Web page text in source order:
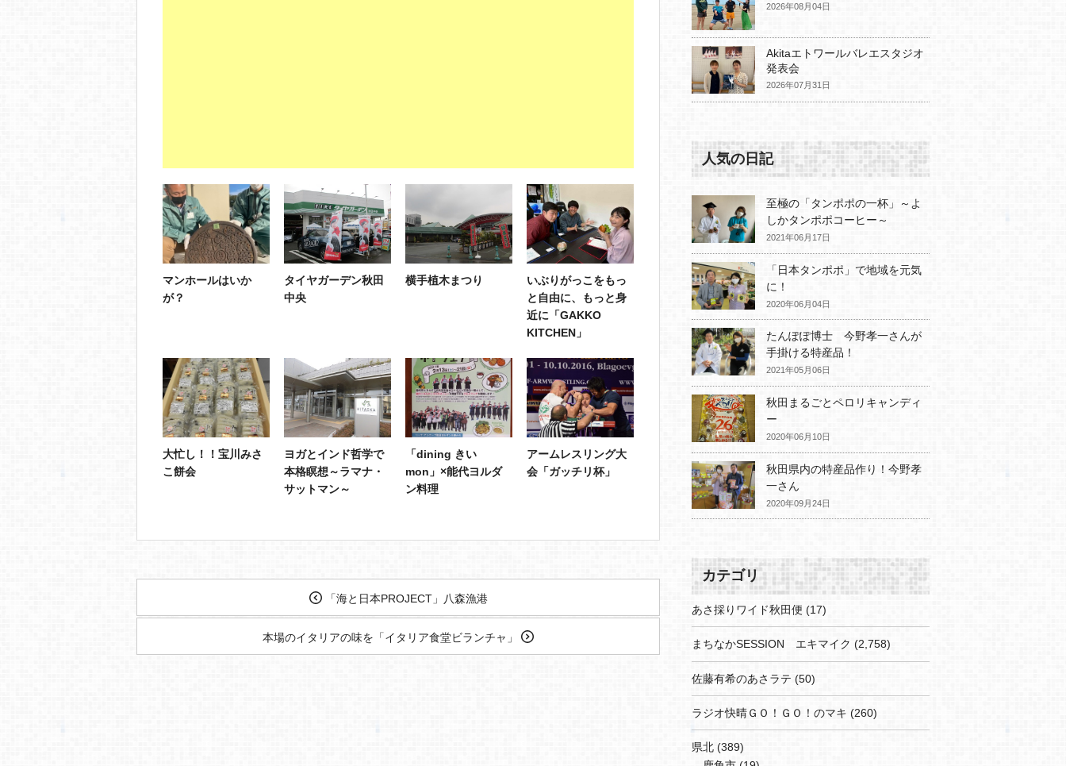
マンホールはいか
が？
タイヤガーデン秋田
中央
横手植木まつり
いぶりがっこをもっ
と自由に、もっと身
近に「GAKKO
KITCHEN」
大忙し！！宝川みさ
こ餅会
ヨガとインド哲学で
本格瞑想～ラマナ・
サットマン～
「dining きい
mon」×能代ヨルダ
ン料理
アームレスリング大
会「ガッチリ杯」
「海と日本PROJECT」八森漁港
本場のイタリアの味を「イタリア食堂ビランチャ」
2026年08月04日
Akitaエトワールバレエスタジオ
発表会
2026年07月31日
人気の日記
至極の「タンポポの一杯」～よ
しかタンポポコーヒー～
2021年06月17日
「日本タンポポ」で地域を元気
に！
2020年06月04日
たんぽぽ博士 今野孝一さんが
手掛ける特産品！
2021年05月06日
秋田まるごとペロリキャンディ
ー
2020年06月10日
秋田県内の特産品作り！今野孝
一さん
2020年09月24日
カテゴリ
あさ採りワイド秋田便 (17)
まちなかSESSION エキマイク (2,758)
佐藤有希のあさラテ (50)
ラジオ快晴ＧＯ！ＧＯ！のマキ (260)
県北 (389)